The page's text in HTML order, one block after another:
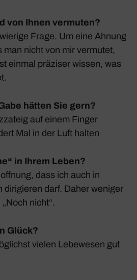
von Ihnen vermuten?
Frage. Um eine Ahnung
man nicht von mir vermutet,
einmal präziser wissen, was
hätten Sie gern?
auf einem Finger
Mal in der Luft halten
in Ihrem Leben?
dass ich auch in
diri­gieren darf. Daher weniger
nicht“.
Glück?
vielen Lebe­wesen gut